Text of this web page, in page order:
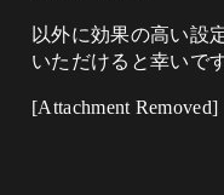
以外に効果の高い設
いただけると幸いです
[Attachment Removed]